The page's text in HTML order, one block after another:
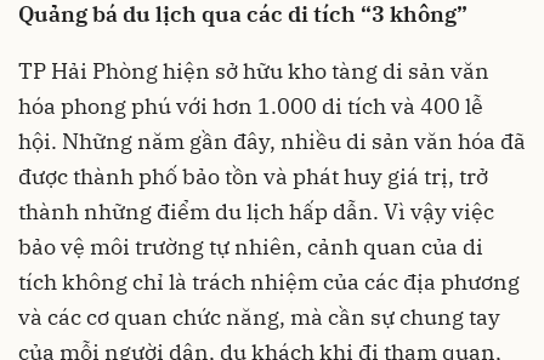
Quảng bá du lịch qua các di tích “3 không”
TP Hải Phòng hiện sở hữu kho tàng di sản văn
hóa phong phú với hơn 1.000 di tích và 400 lễ
hội. Những năm gần đây, nhiều di sản văn hóa đã
được thành phố bảo tồn và phát huy giá trị, trở
thành những điểm du lịch hấp dẫn. Vì vậy việc
bảo vệ môi trường tự nhiên, cảnh quan của di
tích không chỉ là trách nhiệm của các địa phương
và các cơ quan chức năng, mà cần sự chung tay
của mỗi người dân, du khách khi đi tham quan,